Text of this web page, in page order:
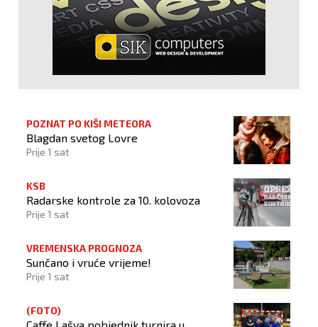
POZNAT PO KIŠI METEORA
Blagdan svetog Lovre
Prije 1 sat
KSB
Radarske kontrole za 10. kolovoza
Prije 1 sat
VREMENSKA PROGNOZA
Sunčano i vruće vrijeme!
Prije 1 sat
(FOTO)